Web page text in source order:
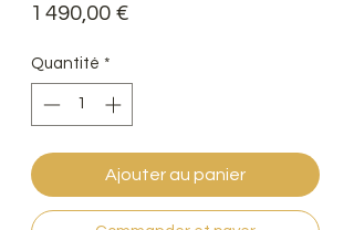
1 490,00 €Prix
Quantité *
Ajouter au panier